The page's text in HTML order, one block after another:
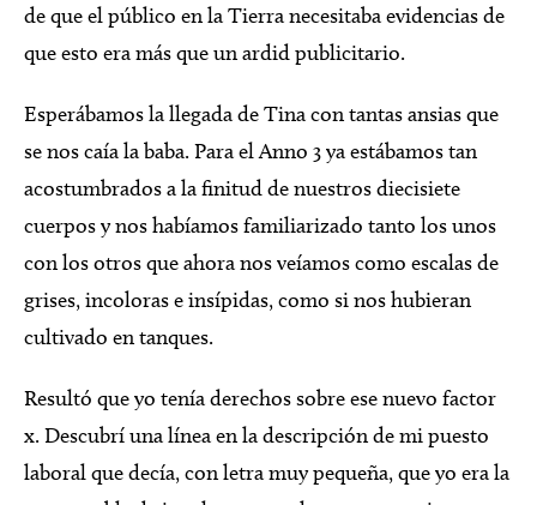
de que el público en la Tierra necesitaba evidencias de
que esto era más que un ardid publicitario.
Esperábamos la llegada de Tina con tantas ansias que
se nos caía la baba. Para el Anno 3 ya estábamos tan
acostumbrados a la finitud de nuestros diecisiete
cuerpos y nos habíamos familiarizado tanto los unos
con los otros que ahora nos veíamos como escalas de
grises, incoloras e insípidas, como si nos hubieran
cultivado en tanques.
Resultó que yo tenía derechos sobre ese nuevo factor
x. Descubrí una línea en la descripción de mi puesto
laboral que decía, con letra muy pequeña, que yo era la